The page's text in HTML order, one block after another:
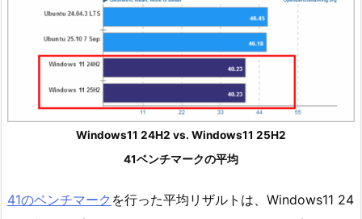
Windows11 24H2 vs. Windows11 25H2
41ベンチマークの平均
41のベンチマーク を行った平均リザルトは、Windows11 24